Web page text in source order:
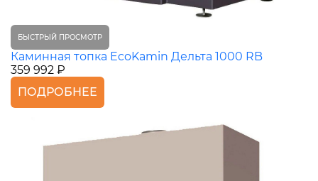
БЫСТРЫЙ ПРОСМОТР
Каминная топка EcoKamin Дельта 1000 RB
359 992 ₽
ПОДРОБНЕЕ